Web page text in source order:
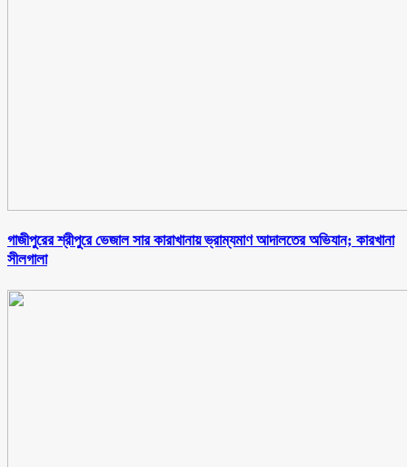
গাজীপুরের শ্রীপুরে ভেজাল সার কারাখানায় ভ্রাম্যমাণ আদালতের অভিযান; কারখানা
সীলগালা